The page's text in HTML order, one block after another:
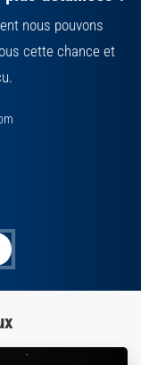
nous pouvons
cette chance et